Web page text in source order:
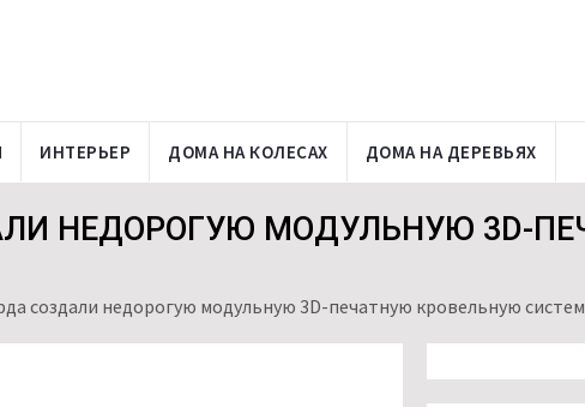
ИНТЕРЬЕР ДОМА НА КОЛЕСАХ ДОМА НА ДЕРЕВЬЯХ
НЕДОРОГУЮ МОДУЛЬНУЮ 3D-
создали недорогую модульную 3D-печатную кровельную